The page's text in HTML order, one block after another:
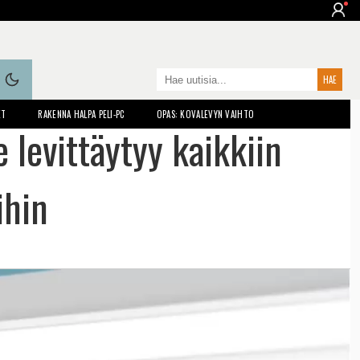
RAKENNA HALPA PELI-PC OPAS: KOVALEVYN VAIHTO
levittäytyy kaikkiin